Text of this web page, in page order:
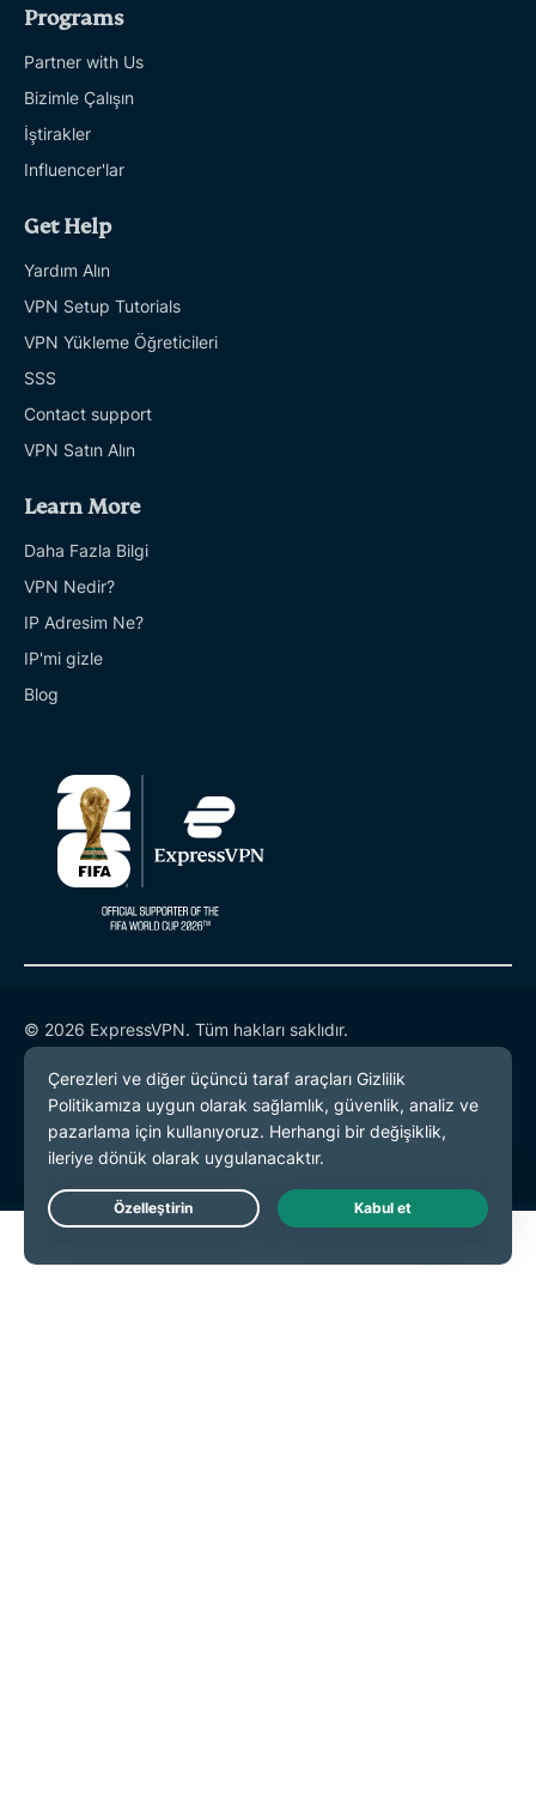
Programs
Partner with Us
Bizimle Çalışın
İştirakler
Influencer'lar
Get Help
Yardım Alın
VPN Setup Tutorials
VPN Yükleme Öğreticileri
SSS
Contact support
VPN Satın Alın
Learn More
Daha Fazla Bilgi
VPN Nedir?
IP Adresim Ne?
IP'mi gizle
Blog
© 2026 ExpressVPN. Tüm hakları saklıdır.
Gizlilik Politikası
Hizmet Koşulları
Çerez Tercihleri
Live Chat